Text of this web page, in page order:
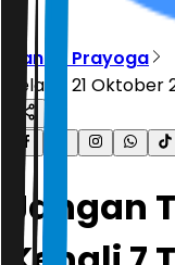
Nanda Prayoga
Selasa, 21 Oktober
Jangan